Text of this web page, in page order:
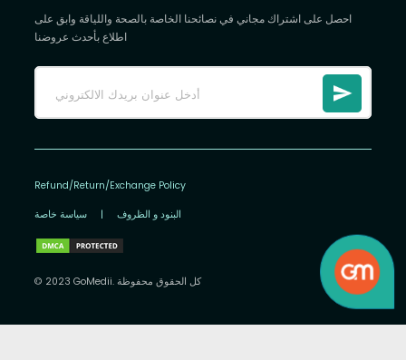
احصل على اشتراك مجاني في نصائحنا الخاصة بالصحة واللياقة وابق على
اطلاع بأحدث عروضنا
Refund/Return/Exchange Policy
سياسة خاصة | البنود و الظروف
© 2023 GoMedii. كل الحقوق محفوظة